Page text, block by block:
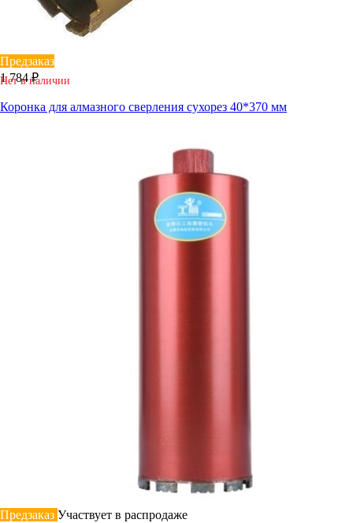
Предзаказ
1 784 ₽
Нет в наличии
Коронка для алмазного сверления сухорез 40*370 мм
Предзаказ Участвует в распродаже